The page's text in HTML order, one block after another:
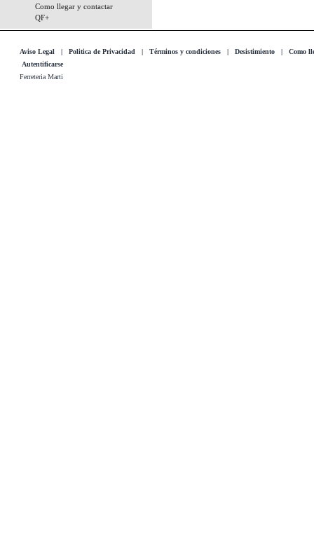
Como llegar y contactar
QF+
Aviso Legal | Politica de Privacidad | Términos y condiciones | Desistimiento | Como
Autentificarse
Ferreteria Marti